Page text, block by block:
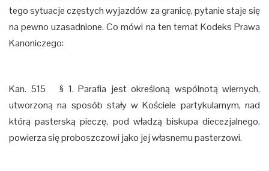
tego sytuacje częstych wyjazdów za granicę, pytanie staje się
na pewno uzasadnione. Co mówi na ten temat Kodeks Prawa
Kanoniczego:
Kan. 515 § 1. Parafia jest określoną wspólnotą wiernych,
utworzoną na sposób stały w Kościele partykularnym, nad
którą pasterską pieczę, pod władzą biskupa diecezjalnego,
powierza się proboszczowi jako jej własnemu pasterzowi.